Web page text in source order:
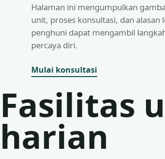
Halaman ini mengumpulkan
unit, proses konsultasi, dan alasan
penghuni dapat mengambil
percaya diri.
Mulai konsultasi
Fasilitas
harian